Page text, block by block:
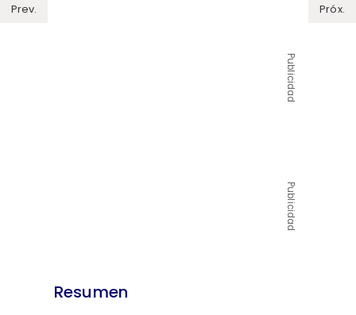
Prev. Próx.
Publicidad
Publicidad
Resumen